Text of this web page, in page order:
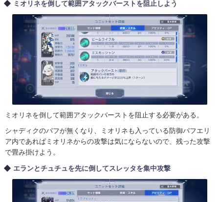
ミオリネを倒して範囲アタックバーストを阻止しよう
ミオリネを倒して範囲アタックバーストを阻止する必要がある。
シャディクのバフが無くなり、ミオリネも入っている防御バフエリ
ア内であればミオリネからの攻撃は気にならないので、残った攻撃
で畳み掛けよう。
エランとチュチュを先に倒してスレッタを集中攻撃